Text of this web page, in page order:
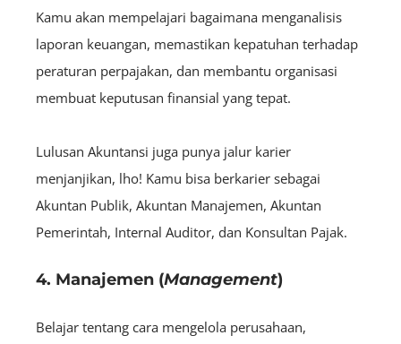
Kamu akan mempelajari bagaimana menganalisis
laporan keuangan, memastikan kepatuhan terhadap
peraturan perpajakan, dan membantu organisasi
membuat keputusan finansial yang tepat.
Lulusan Akuntansi juga punya jalur karier
menjanjikan, lho! Kamu bisa berkarier sebagai
Akuntan Publik, Akuntan Manajemen, Akuntan
Pemerintah, Internal Auditor, dan Konsultan Pajak.
4. Manajemen (Management)
Belajar tentang cara mengelola perusahaan,